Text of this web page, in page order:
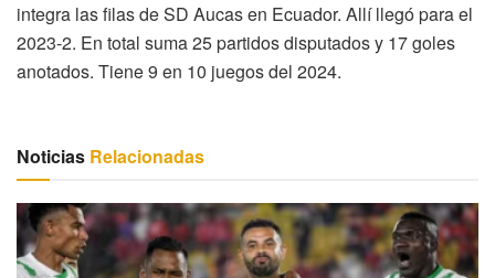
integra las filas de SD Aucas en Ecuador. Allí llegó para el
2023-2. En total suma 25 partidos disputados y 17 goles
anotados. Tiene 9 en 10 juegos del 2024.
Noticias Relacionadas